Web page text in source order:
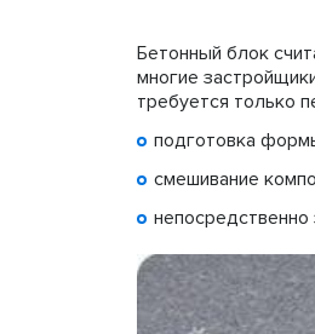
Бетонный блок
многие
требуется только
подготовка
смешивание